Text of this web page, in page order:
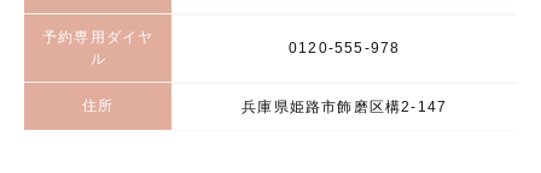
予約専用ダイヤ
ル
0120-555-978
住所 兵庫県姫路市飾磨区構2-147